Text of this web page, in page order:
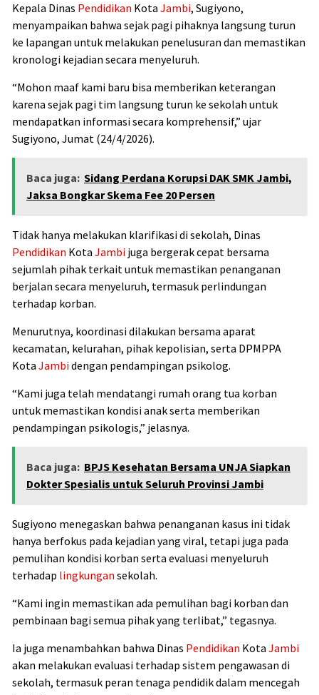
Kepala Dinas Pendidikan Kota Jambi, Sugiyono,
menyampaikan bahwa sejak pagi pihaknya langsung turun
ke lapangan untuk melakukan penelusuran dan memastikan
kronologi kejadian secara menyeluruh.
“Mohon maaf kami baru bisa memberikan keterangan
karena sejak pagi tim langsung turun ke sekolah untuk
mendapatkan informasi secara komprehensif,” ujar
Sugiyono, Jumat (24/4/2026).
Baca juga: Sidang Perdana Korupsi DAK SMK Jambi,
Jaksa Bongkar Skema Fee 20 Persen
Tidak hanya melakukan klarifikasi di sekolah, Dinas
Pendidikan Kota Jambi juga bergerak cepat bersama
sejumlah pihak terkait untuk memastikan penanganan
berjalan secara menyeluruh, termasuk perlindungan
terhadap korban.
Menurutnya, koordinasi dilakukan bersama aparat
kecamatan, kelurahan, pihak kepolisian, serta DPMPPA
Kota Jambidengan pendampingan psikolog.
“Kami juga telah mendatangi rumah orang tua korban
untuk memastikan kondisi anak serta memberikan
pendampingan psikologis,” jelasnya.
Baca juga: BPJS Kesehatan Bersama UNJA Siapkan
Dokter Spesialis untuk Seluruh Provinsi Jambi
Sugiyono menegaskan bahwa penanganan kasus ini tidak
hanya berfokus pada kejadian yang viral, tetapi juga pada
pemulihan kondisi korban serta evaluasi menyeluruh
terhadap lingkungan sekolah.
“Kami ingin memastikan ada pemulihan bagi korban dan
pembinaan bagi semua pihak yang terlibat,” tegasnya.
Ia juga menambahkan bahwa Dinas Pendidikan Kota Jambi
akan melakukan evaluasi terhadap sistem pengawasan di
sekolah, termasuk peran tenaga pendidik dalam mencegah